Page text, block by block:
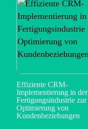
Effiziente CRM-
Implementierung in der
Fertigungsindustrie zur
Optimierung von
Kundenbeziehungen